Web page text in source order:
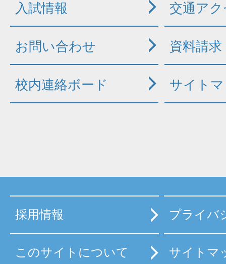
入試情報 交通ア
お問い合わせ 資料請求
校内連絡ボード サイト
採用情報 プライバ
このサイトについて サイトマ